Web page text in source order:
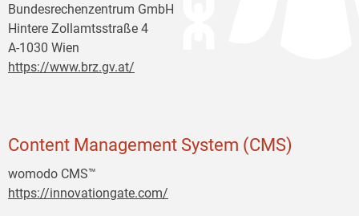
Bundesrechenzentrum GmbH
Hintere Zollamtsstraße 4
A-1030 Wien
https://www.brz.gv.at/
Content Management System (CMS)
womodo CMS™
https://innovationgate.com/